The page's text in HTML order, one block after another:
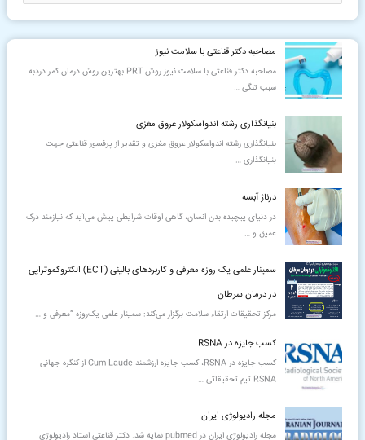
س
ت
ج
ا
:
مصاحبه دکتر قناعتی با سلامت نیوز
مصاحبه دکتر قناعتی با سلامت نیوز روش PRT بهترین روش درمان کمر دردبه
سبب تنگی…
بنیانگذاری رشته اندواسکولار عروق مغزی
بنیانگذاری رشته اندواسکولار عروق مغزی و تقدیر از پرفسور قناعتی جهت
بنیانگذاری…
درناژ آبسه
در دنیای پیچیده بدن انسان، گاهی اوقات شرایطی پیش می‌آید که نیازمند درک
عمیق و…
سمینار علمی یک‌ روزه معرفی و کاربردهای بالینی (ECT) الکتروکموتراپی
در درمان سرطان
مرکز تحقیقات ارتقاء سلامت برگزار می‌کند: سمینار علمی یک‌روزه “معرفی و…
كسب جایزه در RSNA
كسب جایزه در RSNA، کسب جایزه ارزشمند Cum Laude از کنگره جهانی
RSNA تیم تحقیقاتی
…
مجله رادیولوژی ایران
مجله رادیولوژی ایران در pubmed نمایه شد. دكتر قناعتی استاد رادیولوژی